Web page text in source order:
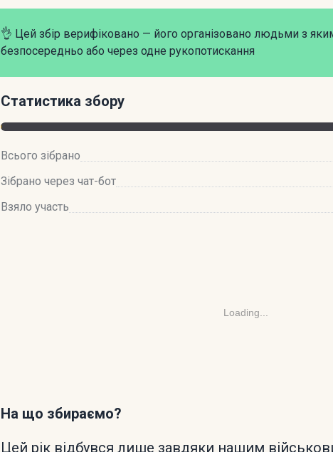
👌 Цей збір верифіковано — його організовано людьми з
безпосередньо або через одне рукопотискання
Статистика збору
Всього зібрано
Зібрано через чат-бот
Взяло участь
Loading...
На що збираємо?
Цей рік відбувся лише завдяки нашим